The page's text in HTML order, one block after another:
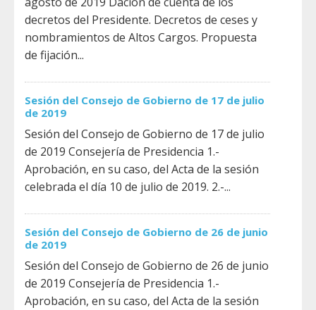
decretos del Presidente. Decretos de ceses y
nombramientos de Altos Cargos. Propuesta
de fijación...
Sesión del Consejo de Gobierno de 17 de julio
de 2019
Sesión del Consejo de Gobierno de 17 de julio
de 2019 Consejería de Presidencia 1.-
Aprobación, en su caso, del Acta de la sesión
celebrada el día 10 de julio de 2019. 2.-...
Sesión del Consejo de Gobierno de 26 de junio
de 2019
Sesión del Consejo de Gobierno de 26 de junio
de 2019 Consejería de Presidencia 1.-
Aprobación, en su caso, del Acta de la sesión